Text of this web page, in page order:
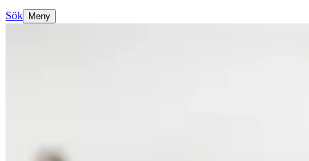
Sök Meny